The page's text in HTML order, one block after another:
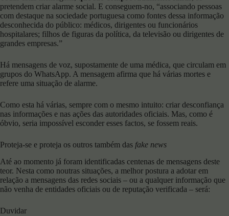
pretendem criar alarme social. E conseguem-no, “associando pessoas
com destaque na sociedade portuguesa como fontes dessa informação
desconhecida do público: médicos, dirigentes ou funcionários
hospitalares; filhos de figuras da política, da televisão ou dirigentes de
grandes empresas.”
Há mensagens de voz, supostamente de uma médica, que circulam em
grupos do WhatsApp. A mensagem afirma que há várias mortes e
refere uma situação de alarme.
Como esta há várias, sempre com o mesmo intuito: criar desconfiança
nas informações e nas ações das autoridades oficiais. Mas, como é
óbvio, seria impossível esconder esses factos, se fossem reais.
Proteja-se e proteja os outros também das fake news
Até ao momento já foram identificadas centenas de mensagens deste
teor. Nesta como noutras situações, a melhor postura a adotar em
relação a mensagens das redes sociais – ou a qualquer informação que
não venha de entidades oficiais ou de reputação verificada – será:
Duvidar